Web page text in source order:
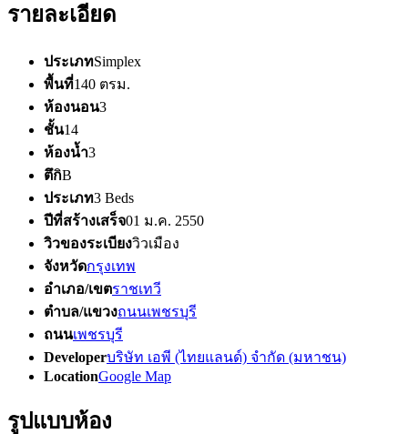
รายละเอียด
ประเภทSimplex
พื้นที่140 ตรม.
ห้องนอน3
ชั้น14
ห้องน้ำ3
ตึกิB
ประเภท3 Beds
ปีที่สร้างเสร็จ01 ม.ค. 2550
วิวของระเบียงวิวเมือง
จังหวัดกรุงเทพ
อำเภอ/เขตราชเทวี
ตำบล/แขวงถนนเพชรบุรี
ถนนเพชรบุรี
Developerบริษัท เอพี (ไทยแลนด์) จำกัด (มหาชน)
LocationGoogle Map
รูปแบบห้อง